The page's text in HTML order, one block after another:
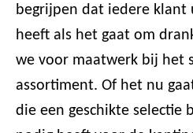
begrijpen dat iedere klant
heeft als het gaat om
we voor maatwerk bij het
assortiment. Of het nu
die een geschikte selectie